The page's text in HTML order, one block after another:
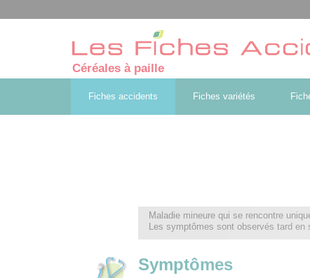
Céréales à paille
Fiches accidents Fiches variétés
Maladie mineure qui se rencontre
Les symptômes sont observés tard
Symptômes